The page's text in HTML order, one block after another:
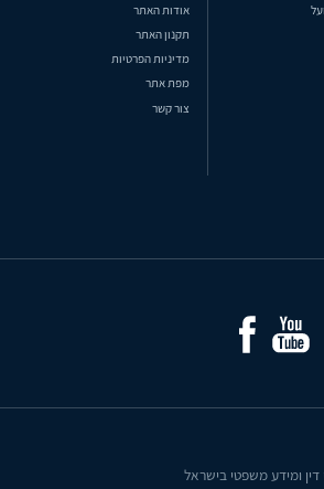
אודות האתר
תקנון האתר
מדיניות הפרטיות
מפת אתר
צור קשר
דין ומידע משפטי בישראל